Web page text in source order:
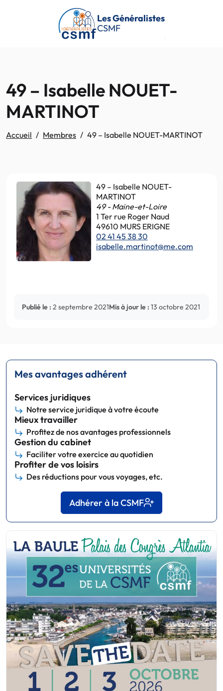
Passer au contenu principal
Les Généralistes
CSMF
49 – Isabelle NOUET-
MARTINOT
Accueil Membres 49 – Isabelle NOUET-MARTINOT
49 – Isabelle NOUET-
MARTINOT
49 - Maine-et-Loire
1 Ter rue Roger Naud
49610 MURS ERIGNE
02 41 45 38 30
isabelle.martinot@me.com
Publié le : 2 septembre 2021Mis à jour le : 13 octobre 2021
Mes avantages adhérent
Services juridiques
Notre service juridique à votre écoute
Mieux travailler
Profitez de nos avantages professionnels
Gestion du cabinet
Faciliter votre exercice au quotidien
Profiter de vos loisirs
Des réductions pour vous voyages, etc.
Adhérer à la CSMF